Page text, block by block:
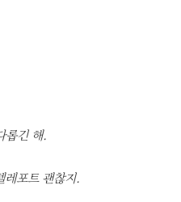
롭긴 해.
레포트 괜찮지.